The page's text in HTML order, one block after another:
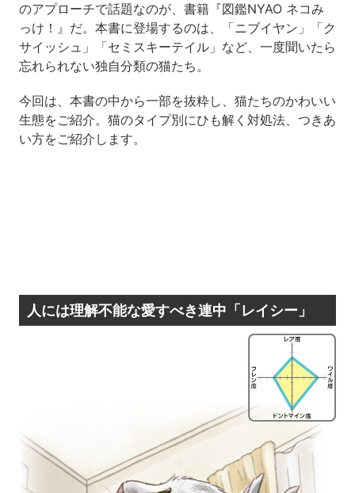
のアプローチで話題なのが、書籍『図鑑NYAO ネコみ
っけ！』だ。本書に登場するのは、「ニブイヤン」「ク
サイッシュ」「セミスキーテイル」など、一度聞いたら
忘れられない独自分類の猫たち。
今回は、本書の中から一部を抜粋し、猫たちのかわいい
生態をご紹介。猫のタイプ別にひも解く対処法、つきあ
い方をご紹介します。
人には理解不能な愛すべき連中「レイシー」